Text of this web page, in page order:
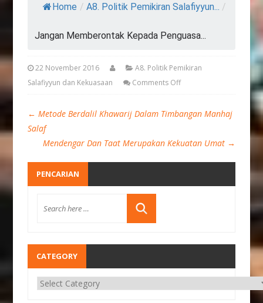
Home / A8. Politik Pemikiran Salafiyyun... /
Jangan Memberontak Kepada Penguasa...
22 November 2016
A8. Politik Pemikiran
Salafiyyun dan Kekuasaan
Comments Off
← Metode Berdalil Khawarij Dalam Timbangan Manhaj
Salaf
Mendengar Dan Taat Merupakan Kekuatan Umat →
PENCARIAN
CATEGORY